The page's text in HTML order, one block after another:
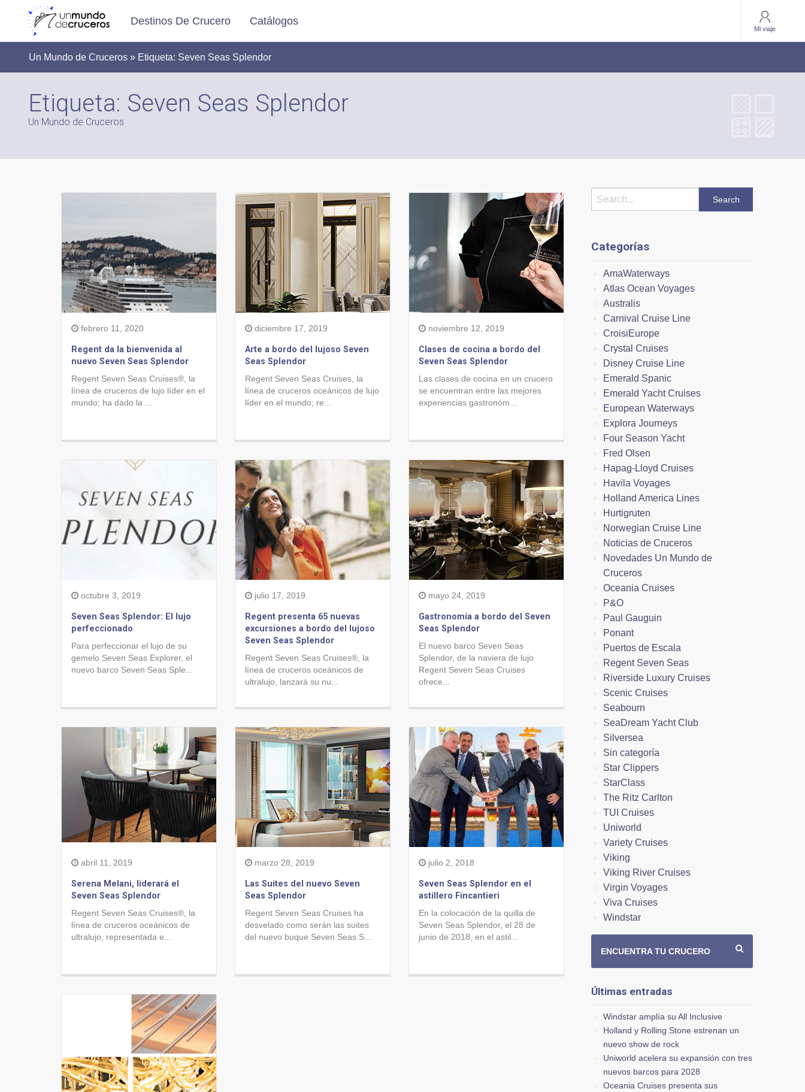
Destinos De Crucero Catálogos
Mi viaje
Un Mundo de Cruceros » Etiqueta: Seven Seas Splendor
Etiqueta: Seven Seas Splendor
Un Mundo de Cruceros
febrero 11, 2020
Regent da la bienvenida al
nuevo Seven Seas Splendor
Regent Seven Seas Cruises®, la
línea de cruceros de lujo líder en el
mundo; ha dado la ...
diciembre 17, 2019
Arte a bordo del lujoso Seven
Seas Splendor
Regent Seven Seas Cruises, la
línea de cruceros oceánicos de lujo
líder en el mundo; re...
noviembre 12, 2019
Clases de cocina a bordo del
Seven Seas Splendor
Las clases de cocina en un crucero
se encuentran entre las mejores
experiencias gastronóm...
octubre 3, 2019
Seven Seas Splendor: El lujo
perfeccionado
Para perfeccionar el lujo de su
gemelo Seven Seas Explorer, el
nuevo barco Seven Seas Sple...
julio 17, 2019
Regent presenta 65 nuevas
excursiones a bordo del lujoso
Seven Seas Splendor
Regent Seven Seas Cruises®, la
línea de cruceros oceánicos de
ultralujo, lanzará su nu...
mayo 24, 2019
Gastronomía a bordo del Seven
Seas Splendor
El nuevo barco Seven Seas
Splendor, de la naviera de lujo
Regent Seven Seas Cruises
ofrece...
abril 11, 2019
Serena Melani, liderará el
Seven Seas Splendor
Regent Seven Seas Cruises®, la
línea de cruceros oceánicos de
ultralujo, representada e...
marzo 28, 2019
Las Suites del nuevo Seven
Seas Splendor
Regent Seven Seas Cruises ha
desvelado como serán las suites
del nuevo buque Seven Seas S...
julio 2, 2018
Seven Seas Splendor en el
astillero Fincantieri
En la colocación de la quilla de
Seven Seas Splendor, el 28 de
junio de 2018, en el astil...
Categorías
AmaWaterways
Atlas Ocean Voyages
Australis
Carnival Cruise Line
CroisiEurope
Crystal Cruises
Disney Cruise Line
Emerald Spanic
Emerald Yacht Cruises
European Waterways
Explora Journeys
Four Season Yacht
Fred Olsen
Hapag-Lloyd Cruises
Havila Voyages
Holland America Lines
Hurtigruten
Norwegian Cruise Line
Noticias de Cruceros
Novedades Un Mundo de
Cruceros
Oceania Cruises
P&O
Paul Gauguin
Ponant
Puertos de Escala
Regent Seven Seas
Riverside Luxury Cruises
Scenic Cruises
Seabourn
SeaDream Yacht Club
Silversea
Sin categoría
Star Clippers
StarClass
The Ritz Carlton
TUI Cruises
Uniworld
Variety Cruises
Viking
Viking River Cruises
Virgin Voyages
Viva Cruises
Windstar
ENCUENTRA TU CRUCERO
Últimas entradas
Windstar amplía su All Inclusive
Holland y Rolling Stone estrenan un
nuevo show de rock
Uniworld acelera su expansión con tres
nuevos barcos para 2028
Oceania Cruises presenta sus